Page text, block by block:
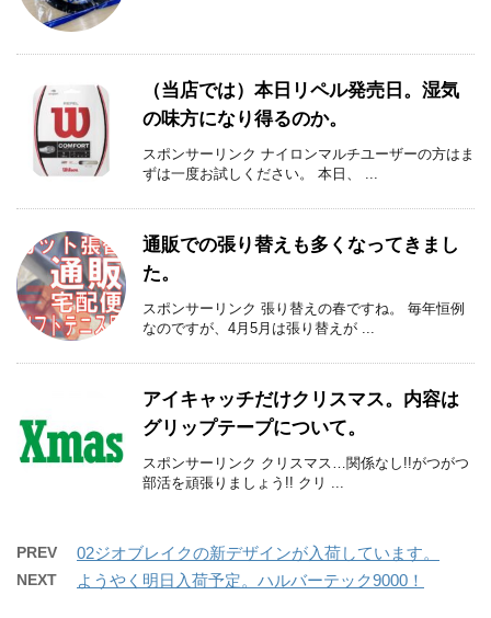
（当店では）本日リペル発売日。湿気
の味方になり得るのか。
スポンサーリンク ナイロンマルチユーザーの方はま
ずは一度お試しください。 本日、 ...
通販での張り替えも多くなってきまし
た。
スポンサーリンク 張り替えの春ですね。 毎年恒例
なのですが、4月5月は張り替えが ...
アイキャッチだけクリスマス。内容は
グリップテープについて。
スポンサーリンク クリスマス…関係なし!!がつがつ
部活を頑張りましょう!! クリ ...
PREV 02ジオブレイクの新デザインが入荷しています。
NEXT ようやく明日入荷予定。ハルバーテック9000！